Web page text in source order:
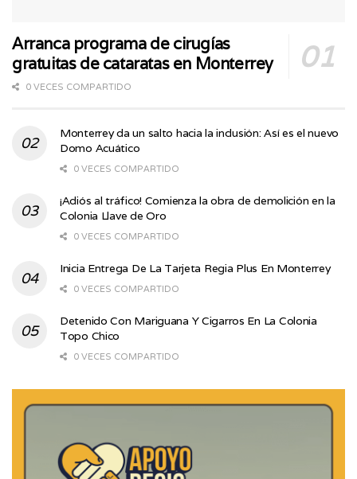
Arranca programa de cirugías
gratuitas de cataratas en Monterrey
0 VECES COMPARTIDO
Monterrey da un salto hacia la inclusión: Así es el nuevo
Domo Acuático
0 VECES COMPARTIDO
¡Adiós al tráfico! Comienza la obra de demolición en la
Colonia Llave de Oro
0 VECES COMPARTIDO
Inicia Entrega De La Tarjeta Regia Plus En Monterrey
0 VECES COMPARTIDO
Detenido Con Mariguana Y Cigarros En La Colonia
Topo Chico
0 VECES COMPARTIDO